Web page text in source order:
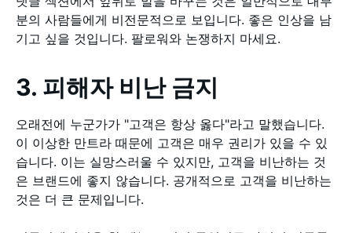
분의 사람들에게 비전문적으로 보입니다. 좋은 인상을 남
기고 싶을 것입니다. 팔로워와 논쟁하지 마세요.
3. 피해자 비난 금지
오래전에 누군가가 "고객은 항상 옳다"라고 말했습니다.
이 이상한 만트라 때문에 고객은 매우 권리가 있을 수 있
습니다. 이는 실망스러울 수 있지만, 고객을 비난하는 것
은 브랜드에 좋지 않습니다. 공개적으로 고객을 비난하는
것은 더 큰 문제입니다.